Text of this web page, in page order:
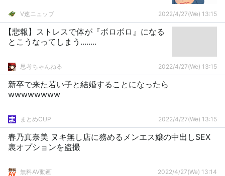
V速ニュップ 2022/4/27(We) 13:15
【悲報】ストレスで体が『ボロボロ』になる
とこうなってしまう........
思考ちゃんねる 2022/4/27(We) 13:15
新卒で来た若い子と結婚することになったら
wwwwwwww
まとめCUP 2022/4/27(We) 13:15
春乃真奈美 ヌキ無し店に務めるメンエス嬢の中出しSEX
裏オプションを盗撮
無料AV動画 2022/4/27(We) 13:14